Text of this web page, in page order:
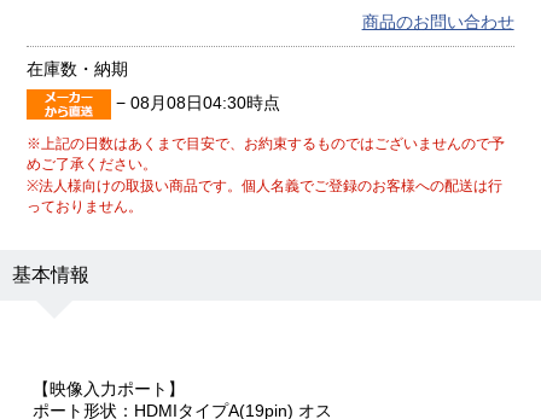
商品のお問い合わせ
在庫数・納期
− 08月08日04:30時点
※上記の日数はあくまで目安で、お約束するものではございませんので予
めご了承ください。
※法人様向けの取扱い商品です。個人名義でご登録のお客様への配送は行
っておりません。
基本情報
【映像入力ポート】
ポート形状：HDMIタイプA(19pin) オス